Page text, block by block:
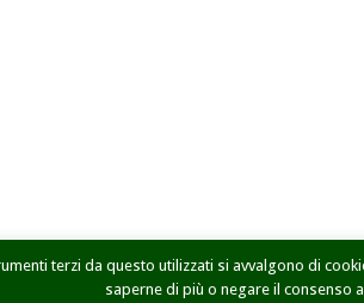
terzi da questo utilizzati si avvalgono di
saperne di più o negare il consenso